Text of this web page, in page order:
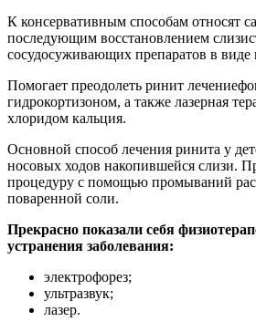
К консервативным способам относят
последующим восстановлением
сосудосуживающих препаратов в виде
Помогает преодолеть ринит
гидрокортизоном, а также лазерная
хлоридом кальция.
Основной способ лечения ринита у
носовых ходов накопившейся слизи.
процедуру с помощью промываний
поваренной соли.
Прекрасно показали себя
устранения заболевания:
электрофорез;
ультразвук;
лазер.